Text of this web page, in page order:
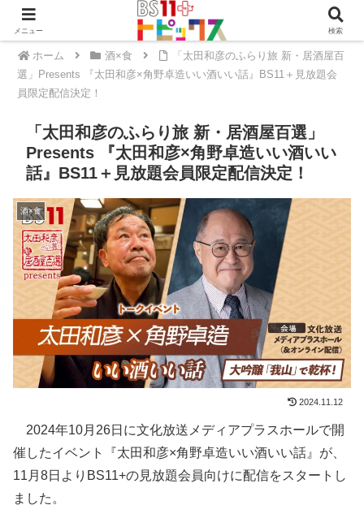
ホーム 酒×食
「太田和彦のふらり旅 新・居酒屋百
選」Presents 『太田和彦×角野卓造いい酒いい話』BS11＋見放題会
員限定配信決定！
「太田和彦のふらり旅 新・居酒屋百選」
Presents 『太田和彦×角野卓造いい酒いい
話』BS11＋見放題会員限定配信決定！
酒×食
2024.11.12
2024年10月26日に文化放送メディアプラスホールで開
催したイベント『太田和彦×角野卓造いい酒いい話』が、
11月8日よりBS11+の見放題会員向けに配信をスタートし
ました。
メニュー 検索